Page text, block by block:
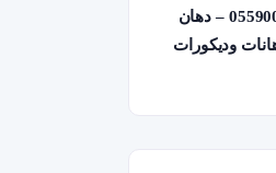
معلم دهانات الدمام 0559002951 – دهان
وديكورات